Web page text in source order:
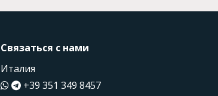
Связаться с нами
Италия
+39 351 349 8457